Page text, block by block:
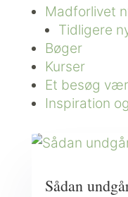
Madforlivet
Tidligere
Bøger
Kurser
Et besøg
Inspiration
Sådan